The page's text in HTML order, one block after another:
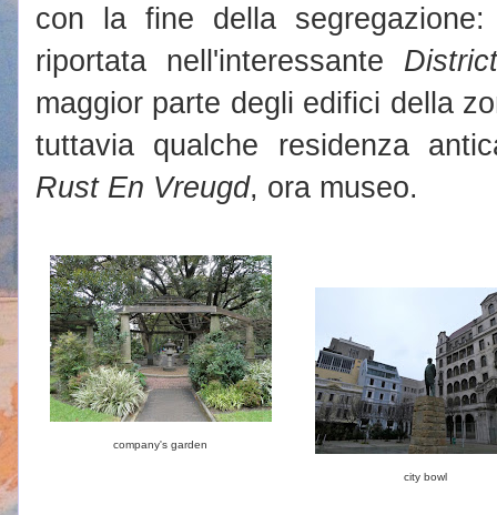
con la fine della
riportata nell'interessante
maggior parte degli edifici della
tuttavia qualche residenza
Rust En Vreugd, ora museo.
company's garden
city bowl